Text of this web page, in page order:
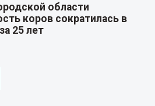
области
коров сократилась в
25 лет